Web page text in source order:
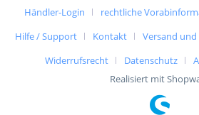
Händler-Login rechtliche
Hilfe / Support
Kontakt
Versand
Widerrufsrecht
Datenschutz
Realisiert mit